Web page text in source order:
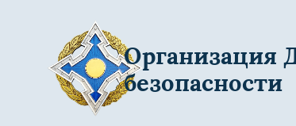
Организация
безопасности